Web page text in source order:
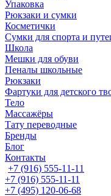
Упаковка
Рюкзаки и сумки
Косметички
Сумки для спорта и
Школа
Мешки для обуви
Пеналы школьные
Рюкзаки
Фартуки для детского
Тело
Массажёры
Тату переводные
Бренды
Блог
Контакты
+7 (916) 555-11-11
+7 (916) 555-11-11
+7 (495) 120-06-68